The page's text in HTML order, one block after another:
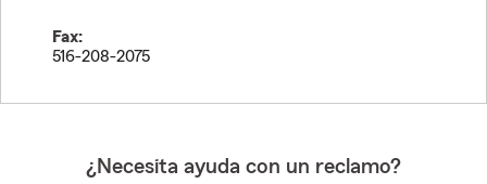
Fax:
516-208-2075
¿Necesita ayuda con un reclamo?